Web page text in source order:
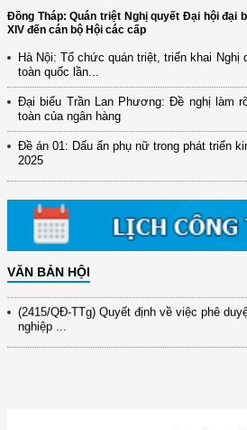
Đồng Tháp: Quán triệt Nghị quyết Đại hội đại
XIV đến cán bộ Hội các cấp
Hà Nội: Tổ chức quán triệt, triển khai Nghị
toàn quốc lần...
Đại biểu Trần Lan Phương: Đề nghị làm
toàn của ngân hàng
Đề án 01: Dấu ấn phụ nữ trong phát triển
2025
VĂN BẢN HỘI
(12/TB-HĐKH) V/v đăng ký, đề xuất nhiệm
đổi mới ...
(898/KH/ĐCT) Kế hoạch thực hiện Quyết
31/10/2025 ...
(417/QĐ-BNNMT) Quyết định phê duyệt
xây dựng ...
9/9/2025 của Bộ ...
(2415/QĐ-TTg) Quyết định về việc phê
nghiệp ...